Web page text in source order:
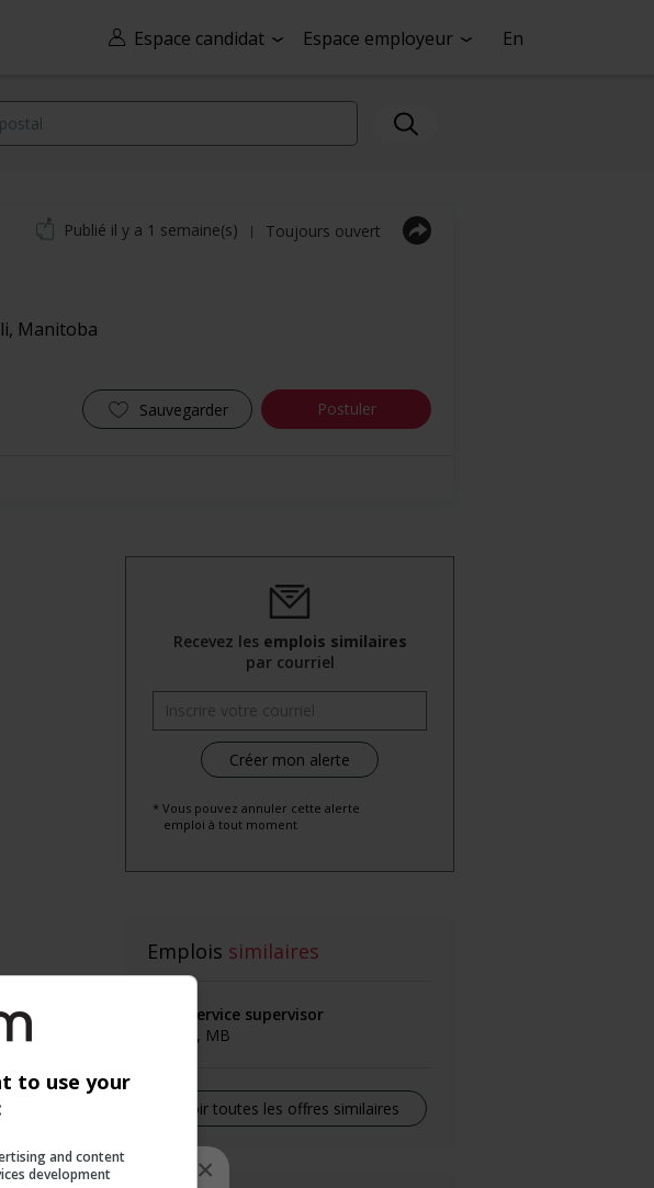
×
Espace candidat Espace employeur En
, Manitoba
Sauvegarder Postuler
Publié il y a 1 semaine(s) | Toujours ouvert
for youth
Recevez les emplois similaires
par courriel
* Vous pouvez annuler cette alerte
emploi à tout moment
Emplois similaires
food service supervisor
Ashern, MB
Voir toutes les offres similaires
to use your
and content
development